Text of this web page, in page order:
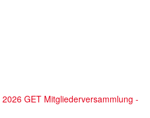
2026 GET Mitgliederversammlung -